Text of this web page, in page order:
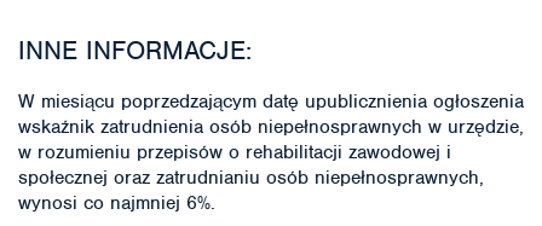
INNE INFORMACJE:
W miesiącu poprzedzającym datę upublicznienia ogłoszenia
wskaźnik zatrudnienia osób niepełnosprawnych w urzędzie,
w rozumieniu przepisów o rehabilitacji zawodowej i
społecznej oraz zatrudnianiu osób niepełnosprawnych,
wynosi co najmniej 6%.